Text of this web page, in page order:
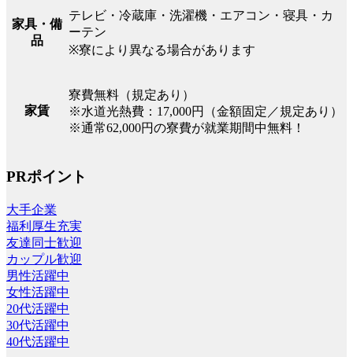
家具・備
品
テレビ・冷蔵庫・洗濯機・エアコン・寝具・カ
ーテン
※寮により異なる場合があります
家賃
寮費無料（規定あり）
※水道光熱費：17,000円（金額固定／規定あり）
※通常62,000円の寮費が就業期間中無料！
PRポイント
大手企業
福利厚生充実
友達同士歓迎
カップル歓迎
男性活躍中
女性活躍中
20代活躍中
30代活躍中
40代活躍中